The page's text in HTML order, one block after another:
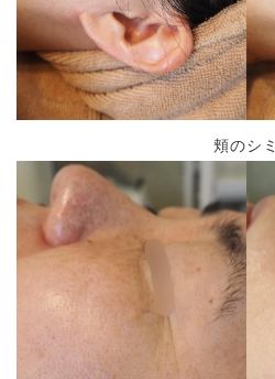
頬のシミ